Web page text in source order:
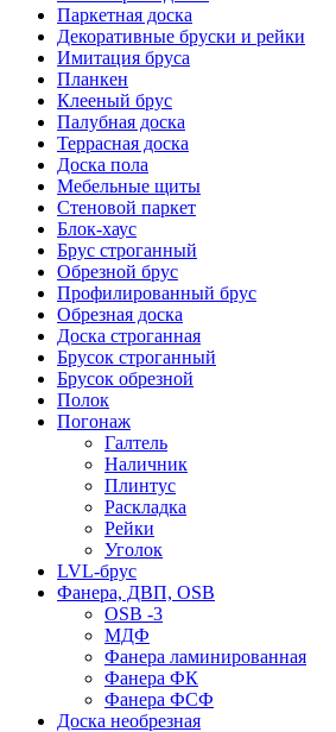
Паркетная доска
Декоративные бруски и рейки
Имитация бруса
Планкен
Клееный брус
Палубная доска
Террасная доска
Доска пола
Мебельные щиты
Стеновой паркет
Блок-хаус
Брус строганный
Обрезной брус
Профилированный брус
Обрезная доска
Доска строганная
Брусок строганный
Брусок обрезной
Полок
Погонаж
Галтель
Наличник
Плинтус
Раскладка
Рейки
Уголок
LVL-брус
Фанера, ДВП, OSB
OSB -3
МДФ
Фанера ламинированная
Фанера ФК
Фанера ФСФ
Доска необрезная